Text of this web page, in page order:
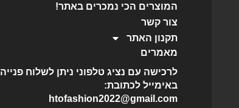
המוצרים הכי נמכרים באתר!
צור קשר
תקנון האתר
מאמרים
לרכישה עם נציג טלפוני ניתן לשלוח פנייה
באימייל לכתובת:
htofashion2022@gmail.com